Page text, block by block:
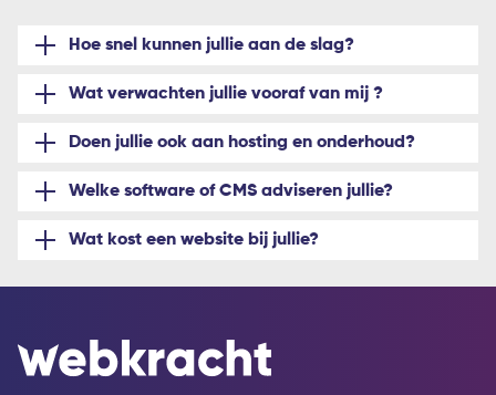
Hoe snel kunnen jullie aan de slag?
Wat verwachten jullie vooraf van mij ?
Doen jullie ook aan hosting en onderhoud?
Welke software of CMS adviseren jullie?
Wat kost een website bij jullie?